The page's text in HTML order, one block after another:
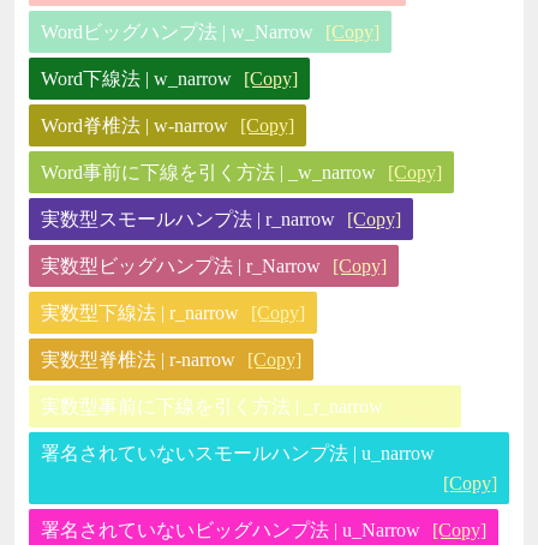
Wordビッグハンプ法 | w_Narrow [Copy]
Word下線法 | w_narrow [Copy]
Word脊椎法 | w-narrow [Copy]
Word事前に下線を引く方法 | _w_narrow [Copy]
実数型スモールハンプ法 | r_narrow [Copy]
実数型ビッグハンプ法 | r_Narrow [Copy]
実数型下線法 | r_narrow [Copy]
実数型脊椎法 | r-narrow [Copy]
実数型事前に下線を引く方法 | _r_narrow
署名されていないスモールハンプ法 | u_narrow
[Copy]
署名されていないビッグハンプ法 | u_Narrow [Copy]